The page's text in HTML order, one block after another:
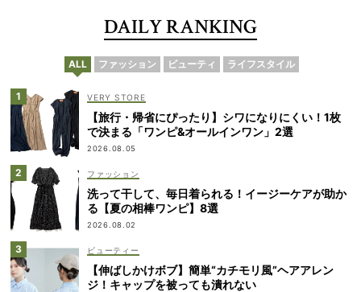
DAILY RANKING
ALL ファッション ビューティ ライフスタイル
VERY STORE
【旅行・帰省にぴったり】シワになりにくい！1枚
で決まる「ワンピ&オールインワン」2選
2026.08.05
ファッション
洗って干して、毎日着られる！イージーケアが助か
る【夏の相棒ワンピ】8選
2026.08.02
ビューティー
【伸ばしかけボブ】簡単“カチモリ風”ヘアアレン
ジ！キャップを被っても潰れない